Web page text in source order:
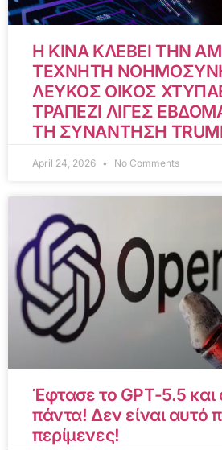
Η ΚΙΝΑ ΚΛΕΒΕΙ ΤΗΝ
ΤΕΧΝΗΤΗ
ΛΕΥΚΟΣ ΟΙΚΟΣ
ΤΡΑΠΕΖΙ ΛΙΓΕΣ
ΤΗ ΣΥΝΑΝΤΗΣΗ
April 24, 2026 No Comments
Έφτασε το GPT-5.5 και
πάντα! Δεν είναι αυτό
περίμενες!